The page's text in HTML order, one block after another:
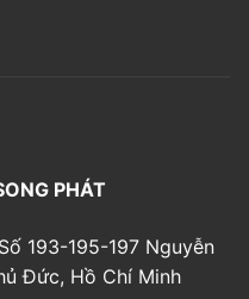
PHÁT
193-195-197 Nguyễn
Đức, Hồ Chí Minh